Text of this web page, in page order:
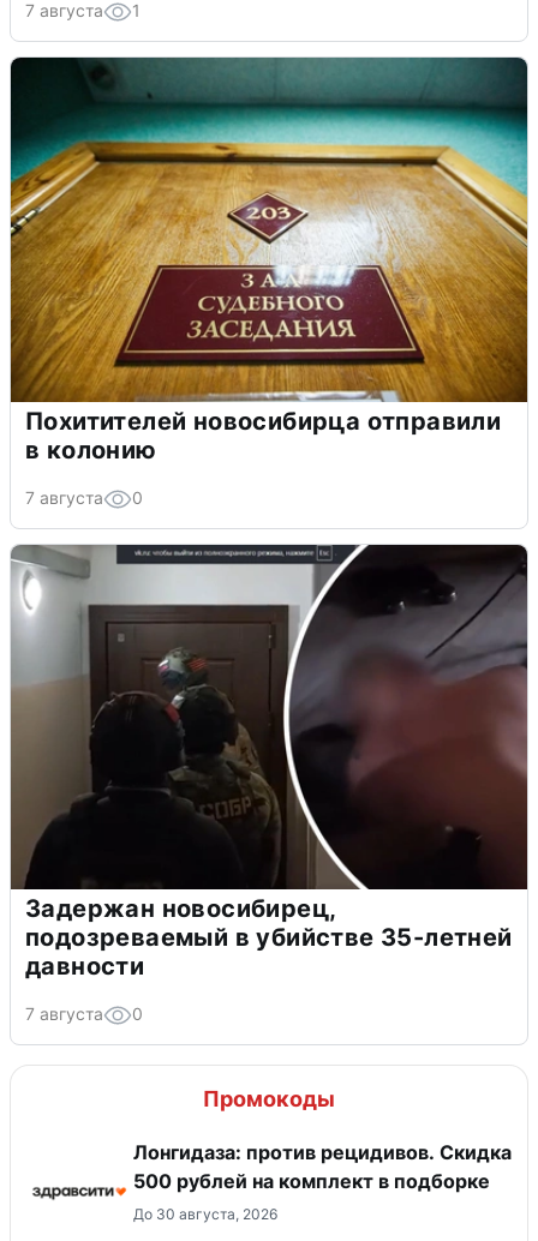
7 августа 1
Похитителей новосибирца отправили
в колонию
7 августа 0
Задержан новосибирец,
подозреваемый в убийстве 35-летней
давности
7 августа 0
Промокоды
Лонгидаза: против рецидивов. Скидка
500 рублей на комплект в подборке
До 30 августа, 2026